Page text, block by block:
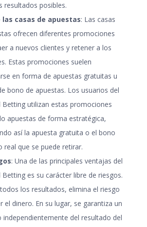
resultados posibles.
las casas de apuestas: Las casas
ofrecen diferentes promociones
a nuevos clientes y retener a los
Estas promociones suelen
en forma de apuestas gratuitas u
bono de apuestas. Los usuarios del
Betting utilizan estas promociones
apuestas de forma estratégica,
así la apuesta gratuita o el bono
real que se puede retirar.
: Una de las principales ventajas del
Betting es su carácter libre de riesgos.
los resultados, elimina el riesgo
el dinero. En su lugar, se garantiza un
independientemente del resultado del